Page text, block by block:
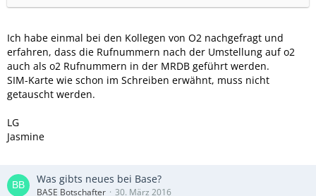
Ich habe einmal bei den Kollegen von O2 nachgefragt und
erfahren, dass die Rufnummern nach der Umstellung auf o2
auch als o2 Rufnummern in der MRDB geführt werden.
SIM-Karte wie schon im Schreiben erwähnt, muss nicht
getauscht werden.
LG
Jasmine
Was gibts neues bei Base?
BASE Botschafter 30. März 2016